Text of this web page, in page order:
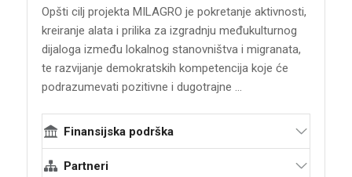
Opšti cilj projekta MILAGRO je pokretanje aktivnosti,
kreiranje alata i prilika za izgradnju međukulturnog
dijaloga između lokalnog stanovništva i migranata,
te razvijanje demokratskih kompetencija koje će
podrazumevati pozitivne i dugotrajne ...
Finansijska podrška
Evropska unija - program Evropa za
Partneri